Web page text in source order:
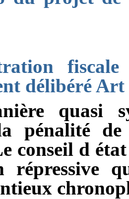
délibéré
quasi
pénalité
conseil d
répressive